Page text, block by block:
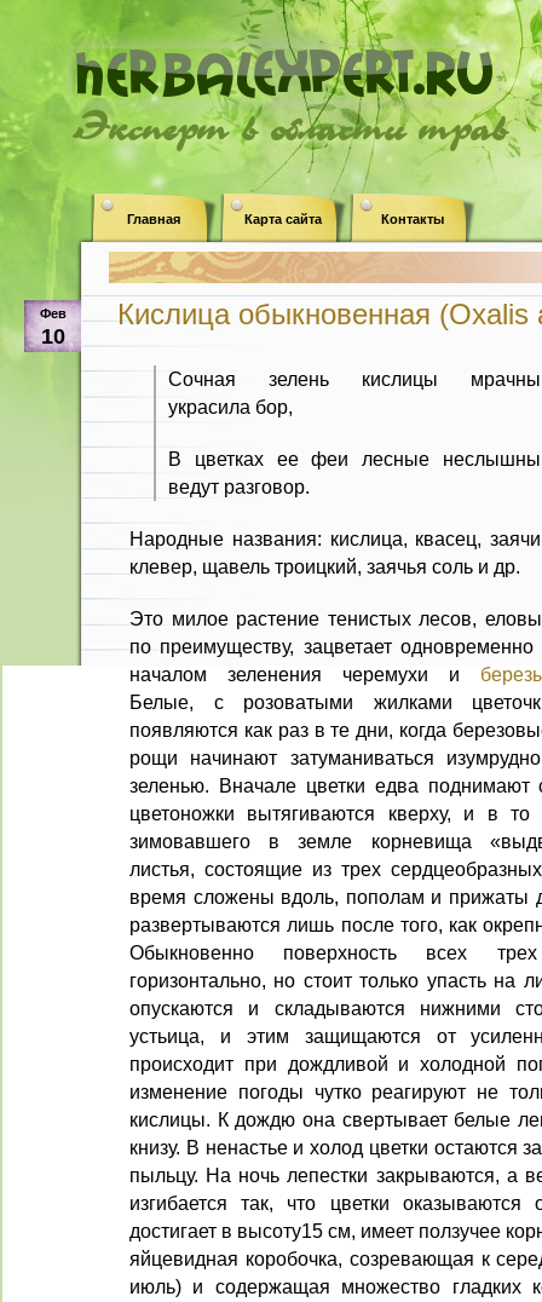
Эксперт в области трав
Главная Карта сайта Контакты
Фев
10
Кислица обыкновенная (Oxalis
Сочная зелень кислицы
украсила бор,
В цветках ее феи лесные
ведут разговор.
Народные названия: кислица, квасец,
клевер, щавель троицкий, заячья соль и др.
Это милое растение тенистых лесов,
по преимуществу, зацветает одновременно
началом зеленения черемухи и
Белые, с розоватыми жилками
появляются как раз в те дни, когда
рощи начинают затуманиваться
зеленью. Вначале цветки едва поднимают
цветоножки вытягиваются кверху, и в
зимовавшего в земле корневища
листья, состоящие из трех
время сложены вдоль, пополам и прижаты
развертываются лишь после того, как
Обыкновенно поверхность всех
горизонтально, но стоит только упасть на
опускаются и складываются нижними
устьица, и этим защищаются от
происходит при дождливой и холодной
изменение погоды чутко реагируют не
кислицы. К дождю она свертывает белые
книзу. В ненастье и холод цветки остаются
пыльцу. На ночь лепестки закрываются, а
изгибается так, что цветки оказываются
достигает в высоту15 см, имеет ползучее
яйцевидная коробочка, созревающая к
июль) и содержащая множество гладких